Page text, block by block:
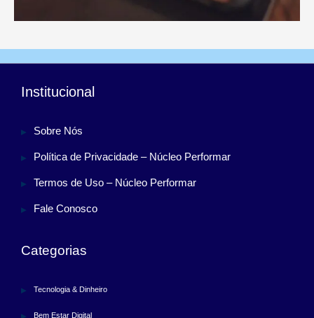
Institucional
Sobre Nós
Política de Privacidade – Núcleo Performar
Termos de Uso – Núcleo Performar
Fale Conosco
Categorias
Tecnologia & Dinheiro
Bem Estar Digital